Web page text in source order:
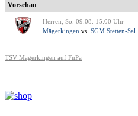
Vorschau
Herren, So. 09.08. 15:00 Uhr
Mägerkingen vs. SGM Stetten-Sal...
TSV Mägerkingen auf FuPa